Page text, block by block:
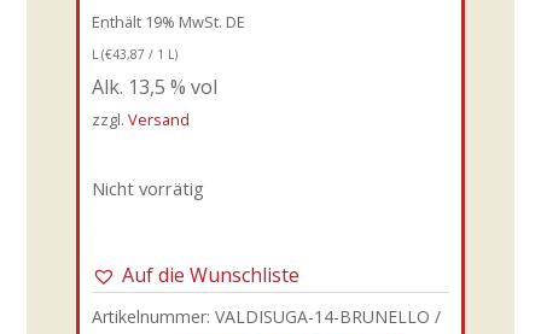
Enthält 19% MwSt. DE
L (€43,87 / 1 L)
Alk. 13,5 % vol
zzgl. Versand
Nicht vorrätig
Auf die Wunschliste
Artikelnummer: VALDISUGA-14-BRUNELLO